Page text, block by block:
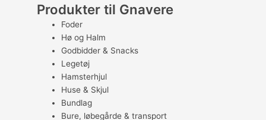
Produkter til Gnavere
Foder
Hø og Halm
Godbidder & Snacks
Legetøj
Hamsterhjul
Huse & Skjul
Bundlag
Bure, løbegårde & transport